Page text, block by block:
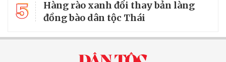
5
Hàng rào xanh đổi thay bản làng
đồng bào dân tộc Thái